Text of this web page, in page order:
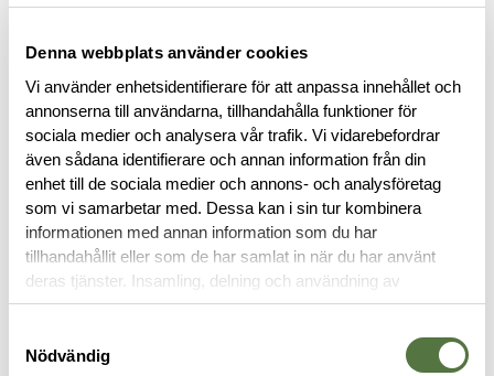
Denna webbplats använder cookies
Vi använder enhetsidentifierare för att anpassa innehållet och
annonserna till användarna, tillhandahålla funktioner för
sociala medier och analysera vår trafik. Vi vidarebefordrar
även sådana identifierare och annan information från din
enhet till de sociala medier och annons- och analysföretag
som vi samarbetar med. Dessa kan i sin tur kombinera
informationen med annan information som du har
tillhandahållit eller som de har samlat in när du har använt
deras tjänster. Insamling, delning och användning av
personuppgifter kan användas för personalisering av
Nödvändig
OM VARUMÄRKET
RELATERADE PRODUKTER